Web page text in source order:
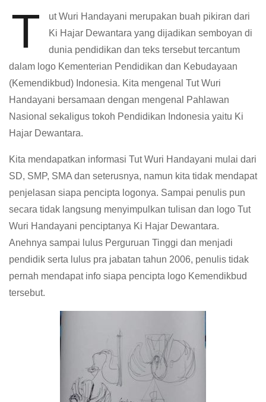
T
ut Wuri Handayani merupakan buah pikiran dari
Ki Hajar Dewantara yang dijadikan semboyan di
dunia pendidikan dan teks tersebut tercantum
dalam logo Kementerian Pendidikan dan Kebudayaan
(Kemendikbud) Indonesia. Kita mengenal Tut Wuri
Handayani bersamaan dengan mengenal Pahlawan
Nasional sekaligus tokoh Pendidikan Indonesia yaitu Ki
Hajar Dewantara.
Kita mendapatkan informasi Tut Wuri Handayani mulai dari
SD, SMP, SMA dan seterusnya, namun kita tidak mendapat
penjelasan siapa pencipta logonya. Sampai penulis pun
secara tidak langsung menyimpulkan tulisan dan logo Tut
Wuri Handayani penciptanya Ki Hajar Dewantara.
Anehnya sampai lulus Perguruan Tinggi dan menjadi
pendidik serta lulus pra jabatan tahun 2006, penulis tidak
pernah mendapat info siapa pencipta logo Kemendikbud
tersebut.